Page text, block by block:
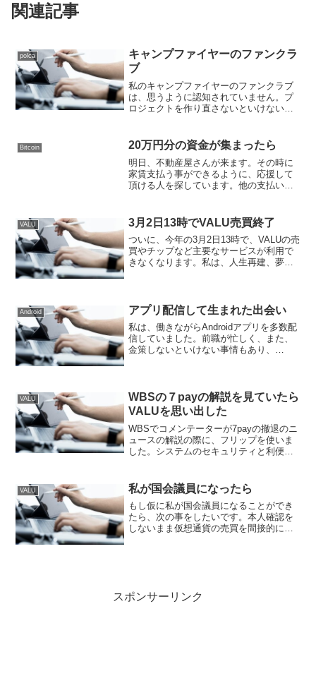
関連記事
polca
キャンプファイヤーのファンクラ
ブ
私のキャンプファイヤーのファンクラブ
は、思うように認知されていません。プ
ロジェクトを作り直さないといけないと
きる場所で、資金調達を目指し、早期
に...
Bitcoin 20万円分の資金が集まったら
明日、不動産屋さんが来ます。その時に
家賃支払う事ができるように、応援して
頂ける人を探しています。他の支払い先
Instagramの投稿で、パフェをたくさん紹
介できるように活動...
VALU 3月2日13時でVALU売買終了
ついに、今年の3月2日13時で、VALUの売
買やチップなど主要なサービスが利用で
きなくなります。私は、人生再建、夢に
当に操作されてしまい、資金調達できな
いまま終了してしまいます。
Android アプリ配信して生まれた出会い
私は、働きながらAndroidアプリを多数配
信していました。前職が忙しく、また、
金策しないといけない事情もあり、
プリが多数あ...
VALU
WBSの７payの解説を見ていたら
VALUを思い出した
WBSでコメンテーターが7payの撤退のニ
ュースの解説の際に、フリップを使いま
した。システムのセキュリティと利便性
ステムを設計すると、セキュリティが脆
弱になってしまう。...
VALU 私が国会議員になったら
もし仮に私が国会議員になることができ
たら、次の事をしたいです。本人確認を
しないまま仮想通貨の売買を間接的に出
スポンサーリンク